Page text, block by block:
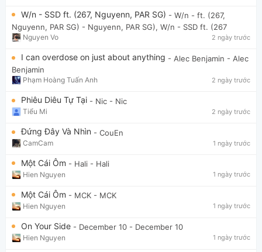
W/n - SSD ft. (267, Nguyenn, PAR SG) - W/n - ft. (267,
Nguyenn, PAR SG) - Nguyenn, PAR SG), W/n - SSD ft. (267
Nguyen Vo 2 ngày trước
I can overdose on just about anything - Alec Benjamin - Alec
Benjamin
Phạm Hoàng Tuấn Anh 2 ngày trước
Phiêu Diêu Tự Tại - Nic - Nic
Tiểu Mi 2 ngày trước
Đứng Đây Và Nhìn - CouEn
CamCam 1 ngày trước
Một Cái Ôm - Hali - Hali
Hien Nguyen 1 ngày trước
Một Cái Ôm - MCK - MCK
Hien Nguyen 1 ngày trước
On Your Side - December 10 - December 10
Hien Nguyen 1 ngày trước